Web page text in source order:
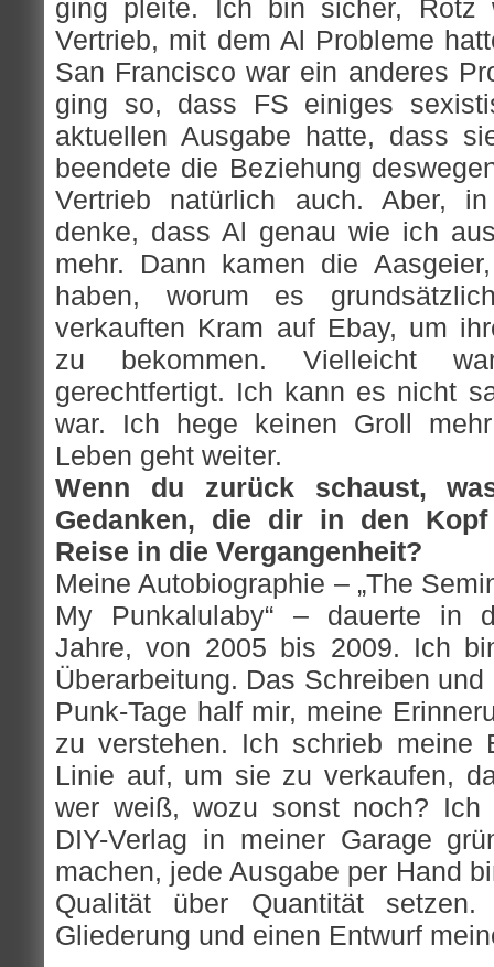
ging pleite. Ich bin sicher, Rotz
Vertrieb, mit dem Al Probleme
San Francisco war ein anderes
ging so, dass FS einiges
aktuellen Ausgabe hatte, dass
beendete die Beziehung
Vertrieb natürlich auch. Aber,
denke, dass Al genau wie ich
mehr. Dann kamen die
haben, worum es
verkauften Kram auf Ebay, um
zu bekommen. Vielleicht
gerechtfertigt. Ich kann es nicht
war. Ich hege keinen Groll
Leben geht weiter.
Wenn du zurück schaust,
Gedanken, die dir in den
Reise in die Vergangenheit?
Meine Autobiographie – „The
My Punkalulaby“ – dauerte in
Jahre, von 2005 bis 2009. Ich
Überarbeitung. Das Schreiben
Punk-Tage half mir, meine
zu verstehen. Ich schrieb meine
Linie auf, um sie zu verkaufen,
wer weiß, wozu sonst noch? Ich
DIY-Verlag in meiner Garage
machen, jede Ausgabe per Hand
Qualität über Quantität
Gliederung und einen Entwurf